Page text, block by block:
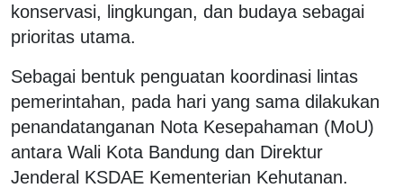
konservasi, lingkungan, dan budaya sebagai
prioritas utama.
Sebagai bentuk penguatan koordinasi lintas
pemerintahan, pada hari yang sama dilakukan
penandatanganan Nota Kesepahaman (MoU)
antara Wali Kota Bandung dan Direktur
Jenderal KSDAE Kementerian Kehutanan.